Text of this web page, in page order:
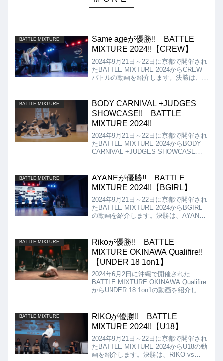
BATTLE MIXTURE
Same ageが優勝!! BATTLE
MIXTURE 2024!!【CREW】
2024年9月21日～22日に京都で開催され
たBATTLE MIXTURE 2024からCREW
バトルの動画を紹介します。決勝は、
たが、結果は、Same ageが優勝となり
ました!!
BATTLE MIXTURE
BODY CARNIVAL +JUDGES
SHOWCASE!! BATTLE
MIXTURE 2024!!
2024年9月21日～22日に京都で開催され
たBATTLE MIXTURE 2024からBODY
CARNIVAL +JUDGES SHOWCASEの
につづいて、他のBODY CARNIVALメ
ンバー、ジャッジを加えてのソロ回しと
いう構成!!
BATTLE MIXTURE
AYANEが優勝!! BATTLE
MIXTURE 2024!!【BGIRL】
2024年9月21日～22日に京都で開催され
たBATTLE MIXTURE 2024からBGIRL
の動画を紹介します。決勝は、AYANE
BATTLE MIXTURE
Rikoが優勝!! BATTLE
MIXTURE OKINAWA Qualifire!!
【UNDER 18 1on1】
2024年6月2日に沖縄で開催された
BATTLE MIXTURE OKINAWA Qualifire
からUNDER 18 1on1の動画を紹介しま
た!!
BATTLE MIXTURE
RIKOが優勝!! BATTLE
MIXTURE 2024!!【U18】
2024年9月21日～22日に京都で開催され
たBATTLE MIXTURE 2024からU18の動
画を紹介します。決勝は、RIKO vs